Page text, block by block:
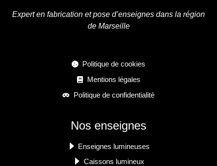
Expert en fabrication et pose d’enseignes dans la région
de Marseille
Politique de cookies
Mentions légales
Politique de confidentialité
Nos enseignes
Enseignes lumineuses
Caissons lumineux